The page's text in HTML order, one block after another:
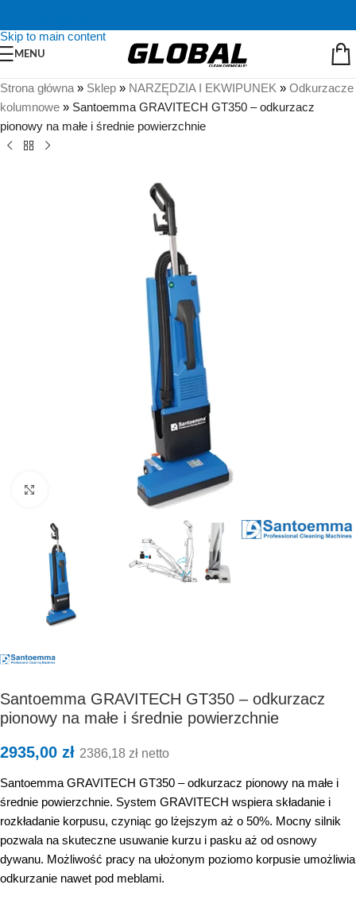
Skip to main content
MENU
Strona główna » Sklep » NARZĘDZIA I EKWIPUNEK » Odkurzacze
kolumnowe » Santoemma GRAVITECH GT350 – odkurzacz
pionowy na małe i średnie powierzchnie
Kliknij, aby powiększyć
Santoemma GRAVITECH GT350 – odkurzacz
pionowy na małe i średnie powierzchnie
2935,00 zł 2386,18 zł netto
Santoemma GRAVITECH GT350 – odkurzacz pionowy na małe i
średnie powierzchnie. System GRAVITECH wspiera składanie i
rozkładanie korpusu, czyniąc go lżejszym aż o 50%. Mocny silnik
pozwala na skuteczne usuwanie kurzu i pasku aż od osnowy
dywanu. Możliwość pracy na ułożonym poziomo korpusie umożliwia
odkurzanie nawet pod meblami.